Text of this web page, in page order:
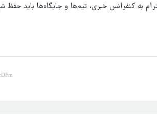
به کنفرانس خبری، تیم‌ها و جایگاه‌ها باید حفظ